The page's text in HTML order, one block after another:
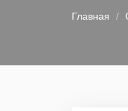
Главная